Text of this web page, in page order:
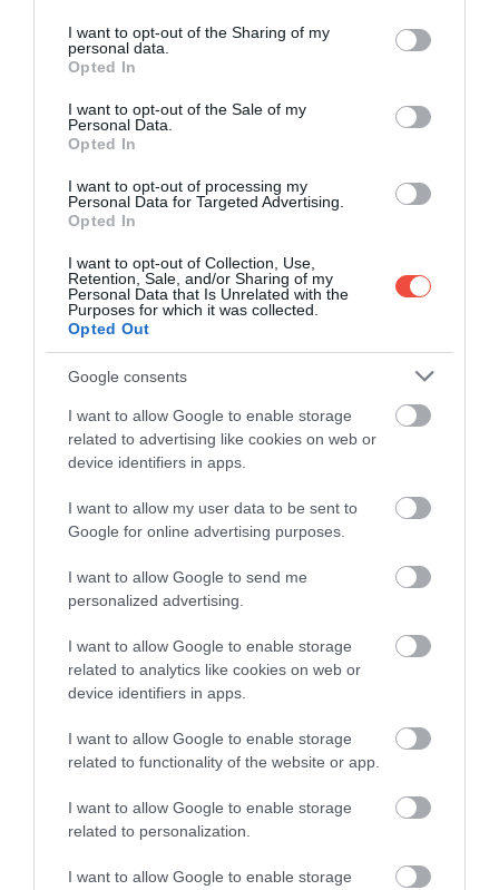
not limited to your visit or usage behaviour. You may click to
grant or deny consent to Google and its third-party tags to
use your data for below specified purposes in below Google
consent section.
I want to opt-out of the Sharing of my
personal data.
Opted In
I want to opt-out of the Sale of my
Personal Data.
Opted In
I want to opt-out of processing my
Personal Data for Targeted Advertising.
Opted In
I want to opt-out of Collection, Use,
Retention, Sale, and/or Sharing of my
Personal Data that Is Unrelated with the
Purposes for which it was collected.
Opted Out
Google consents
I want to allow Google to enable storage
related to advertising like cookies on web or
device identifiers in apps.
I want to allow my user data to be sent to
Google for online advertising purposes.
I want to allow Google to send me
personalized advertising.
I want to allow Google to enable storage
related to analytics like cookies on web or
device identifiers in apps.
I want to allow Google to enable storage
related to functionality of the website or app.
I want to allow Google to enable storage
related to personalization.
I want to allow Google to enable storage
Rubia Daniels, de 51 de ani – consultantă în
arhitectură de aproape două decenii – și-a cumpărat
prima casă la 1 euro la Mussomeli, în aprilie 2019, apoi
a achiziționat încă cinci imobile. Cele mai multe
clădiri erau într-o stare foarte proastă –
unele nu
aveau nici curent, nici apă.Bazându-se pe
experiența sa profesională, Rubia a început
renovarea celor șase proprietăți, asumându-și nu
doar șantierul propriu-zis, ci și costurile juridice și
administrative. Aceste
cheltuieli de procedură s-au
ridicat la aproximativ 3.800 de euro pentru
fiecare casă,iar pentru reabilitarea primei locuințe
Interesant!Au renunțat la programul de un
euro și au avut dreptate: au cumpărat o casă